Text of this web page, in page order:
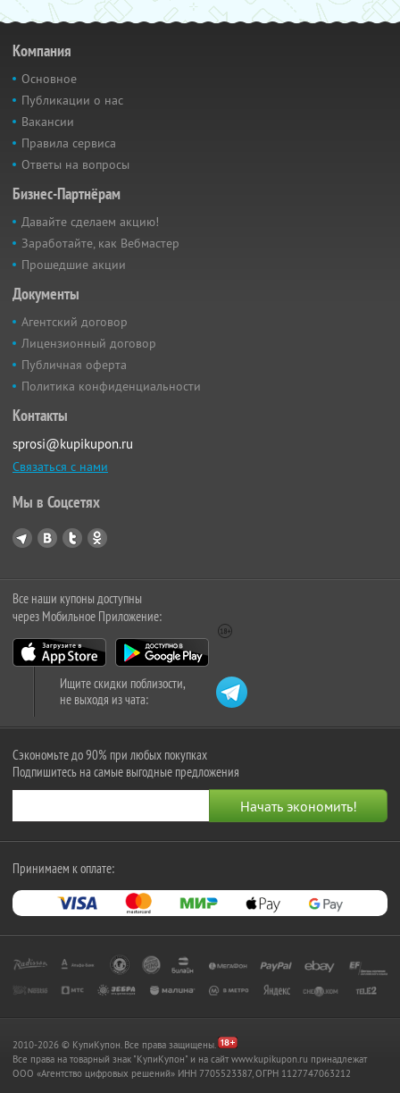
Компания
Основное
Публикации о нас
Вакансии
Правила сервиса
Ответы на вопросы
Бизнес-Партнёрам
Давайте сделаем акцию!
Заработайте, как Вебмастер
Прошедшие акции
Документы
Агентский договор
Лицензионный договор
Публичная оферта
Политика конфиденциальности
Контакты
sprosi@kupikupon.ru
Связаться с нами
Мы в Соцсетях
Все наши купоны доступны
через Мобильное Приложение:
Ищите скидки поблизости,
не выходя из чата:
Сэкономьте до 90% при любых покупках
Подпишитесь на самые выгодные предложения
Принимаем к оплате:
2010-2026 © КупиКупон. Все права защищены.
Все права на товарный знак "КупиКупон" и на сайт www.kupikupon.ru принадлежат
OOO «Агентство цифровых решений» ИНН 7705523387, ОГРН 1127747063212